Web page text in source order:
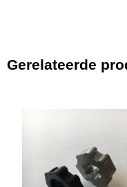
Gerelateerde